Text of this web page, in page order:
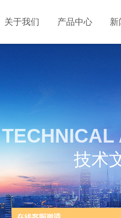
关于我们 产品中心 新
TECHNICAL
技术